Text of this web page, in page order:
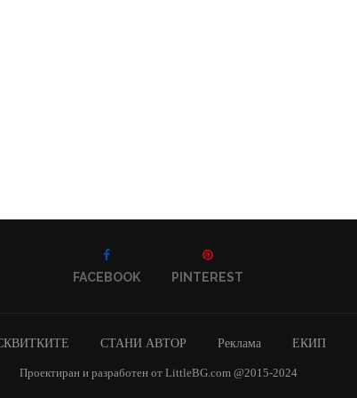
FACEBOOK PINTEREST
СТАНИ АВТОР Реклама ЕКИП
Проектиран и разработен от LittleBG.com @2015-2024